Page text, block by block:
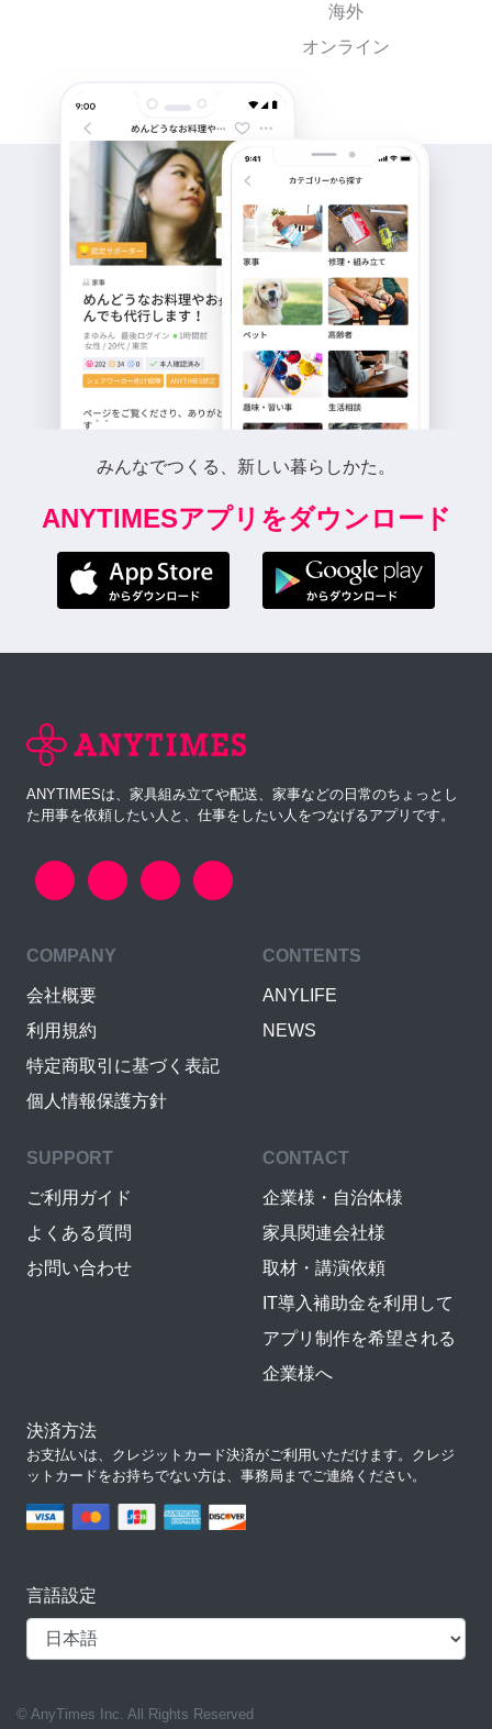
海外
オンライン
みんなでつくる、新しい暮らしかた。
ANYTIMESアプリをダウンロード
ANYTIMESは、家具組み立てや配送、家事などの日常のちょっとし
た用事を依頼したい人と、仕事をしたい人をつなげるアプリです。
COMPANY
会社概要
利用規約
特定商取引に基づく表記
個人情報保護方針
CONTENTS
ANYLIFE
NEWS
SUPPORT
ご利用ガイド
よくある質問
お問い合わせ
CONTACT
企業様・自治体様
家具関連会社様
取材・講演依頼
IT導入補助金を利用して
アプリ制作を希望される
企業様へ
決済方法
お支払いは、クレジットカード決済がご利用いただけます。クレジ
ットカードをお持ちでない方は、事務局までご連絡ください。
言語設定
© AnyTimes Inc. All Rights Reserved